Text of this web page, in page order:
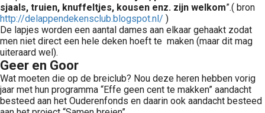
sjaals, truien, knuffeltjes, kousen enz. zijn welkom”.( bron
http://delappendekensclub.blogspot.nl/ )
De lapjes worden een aantal dames aan elkaar gehaakt zodat
men niet direct een hele deken hoeft te maken (maar dit mag
uiteraard wel).
Geer en Goor
Wat moeten die op de breiclub? Nou deze heren hebben vorig
jaar met hun programma “Effe geen cent te makken” aandacht
besteed aan het Ouderenfonds en daarin ook aandacht besteed